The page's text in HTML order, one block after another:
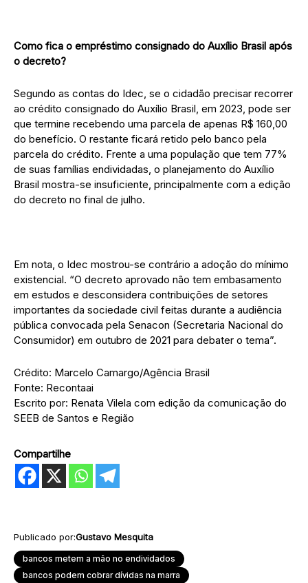
Como fica o empréstimo consignado do Auxílio Brasil após
o decreto?
Segundo as contas do Idec, se o cidadão precisar recorrer
ao crédito consignado do Auxílio Brasil, em 2023, pode ser
que termine recebendo uma parcela de apenas R$ 160,00
do benefício. O restante ficará retido pelo banco pela
parcela do crédito. Frente a uma população que tem 77%
de suas famílias endividadas, o planejamento do Auxílio
Brasil mostra-se insuficiente, principalmente com a edição
do decreto no final de julho.
Em nota, o Idec mostrou-se contrário a adoção do mínimo
existencial. “O decreto aprovado não tem embasamento
em estudos e desconsidera contribuições de setores
importantes da sociedade civil feitas durante a audiência
pública convocada pela Senacon (Secretaria Nacional do
Consumidor) em outubro de 2021 para debater o tema”.
Crédito: Marcelo Camargo/Agência Brasil
Fonte: Recontaai
Escrito por: Renata Vilela com edição da comunicação do
SEEB de Santos e Região
Compartilhe
Publicado por:Gustavo Mesquita
bancos metem a mão no endividados
bancos podem cobrar dívidas na marra